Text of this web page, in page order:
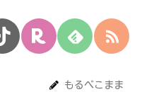
もるぺこまま